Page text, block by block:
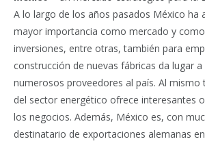
A lo largo de los años pasados México ha
mayor importancia como mercado y
inversiones, entre otras, también para
construcción de nuevas fábricas da lugar a
numerosos proveedores al país. Al mismo
del sector energético ofrece interesantes
los negocios. Además, México es, con
destinatario de exportaciones alemanas